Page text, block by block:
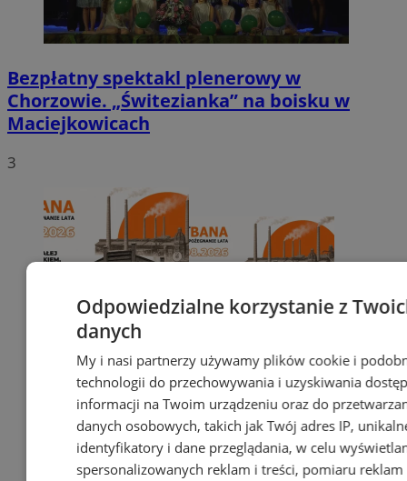
Bezpłatny spektakl plenerowy w
Chorzowie. „Świtezianka” na boisku w
Maciejkowicach
3
Odpowiedzialne korzystanie z
danych
My i nasi partnerzy używamy plików cookie i
technologii do przechowywania i uzyskiwania
informacji na Twoim urządzeniu oraz do
danych osobowych, takich jak Twój adres IP,
identyfikatory i dane przeglądania, w celu
spersonalizowanych reklam i treści, pomiaru reklam